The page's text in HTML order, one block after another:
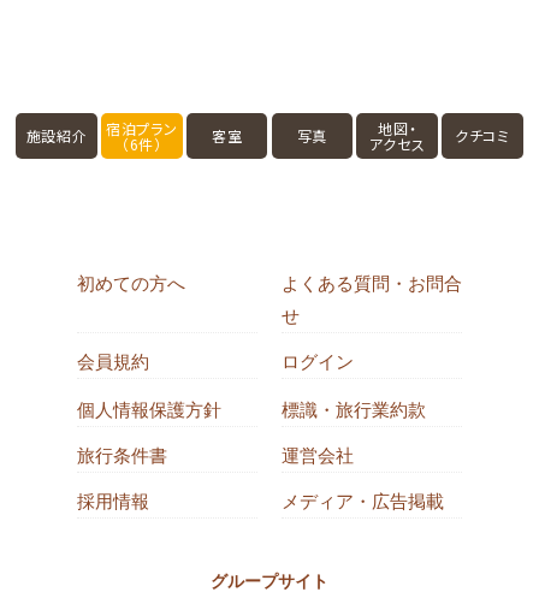
施設紹介 宿泊プラン
（6件） 客室 写真 地図・
アクセス クチコミ
初めての方へ
よくある質問・お問合
せ
会員規約 ログイン
個人情報保護方針 標識・旅行業約款
旅行条件書 運営会社
採用情報 メディア・広告掲載
グループサイト